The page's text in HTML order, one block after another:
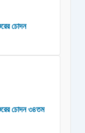
চোদন
চোদন ৩৪তম